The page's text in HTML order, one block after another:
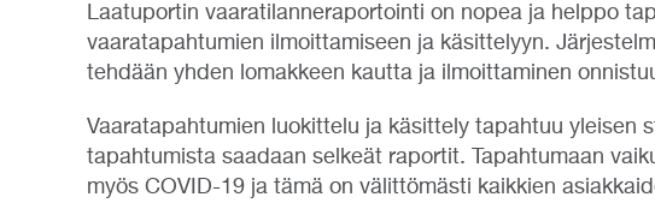
Laatuportin vaaratilanneraportointi on nopea ja helppo
vaaratapahtumien ilmoittamiseen ja käsittelyyn.
tehdään yhden lomakkeen kautta ja ilmoittaminen
Vaaratapahtumien luokittelu ja käsittely tapahtuu yleisen
tapahtumista saadaan selkeät raportit. Tapahtumaan
myös COVID-19 ja tämä on välittömästi kaikkien